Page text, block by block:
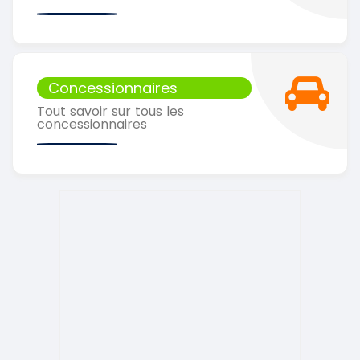
Concessionnaires
Tout savoir sur tous les
concessionnaires